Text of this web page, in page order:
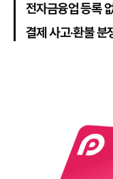
전자금융업 등록
결제 사고·환불 분